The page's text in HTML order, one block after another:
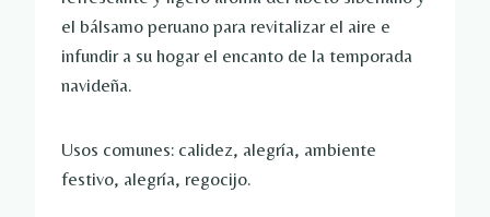
el bálsamo peruano para revitalizar el aire e
infundir a su hogar el encanto de la temporada
navideña.
Usos comunes: calidez, alegría, ambiente
festivo, alegría, regocijo.